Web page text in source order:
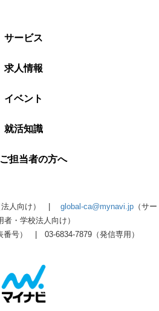
サービス
求人情報
イベント
就活知識
担当者の方へ
法人向け） | global-ca@mynavi.jp （サー
者・学校法人向け）
番号） | 03-6834-7879（発信専用）